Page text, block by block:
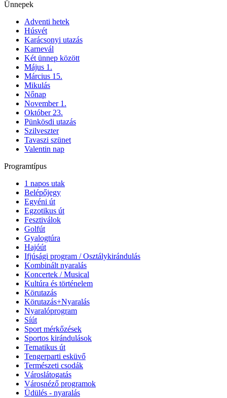
Ünnepek
Adventi hetek
Húsvét
Karácsonyi utazás
Karnevál
Két ünnep között
Május 1.
Március 15.
Mikulás
Nőnap
November 1.
Október 23.
Pünkösdi utazás
Szilveszter
Tavaszi szünet
Valentin nap
Programtípus
1 napos utak
Belépőjegy
Egyéni út
Egzotikus út
Fesztiválok
Golfút
Gyalogtúra
Hajóút
Ifjúsági program / Osztálykirándulás
Kombinált nyaralás
Koncertek / Musical
Kultúra és történelem
Körutazás
Körutazás+Nyaralás
Nyaralóprogram
Síút
Sport mérkőzések
Sportos kirándulások
Tematikus út
Tengerparti esküvő
Természeti csodák
Városlátogatás
Városnéző programok
Üdülés - nyaralás